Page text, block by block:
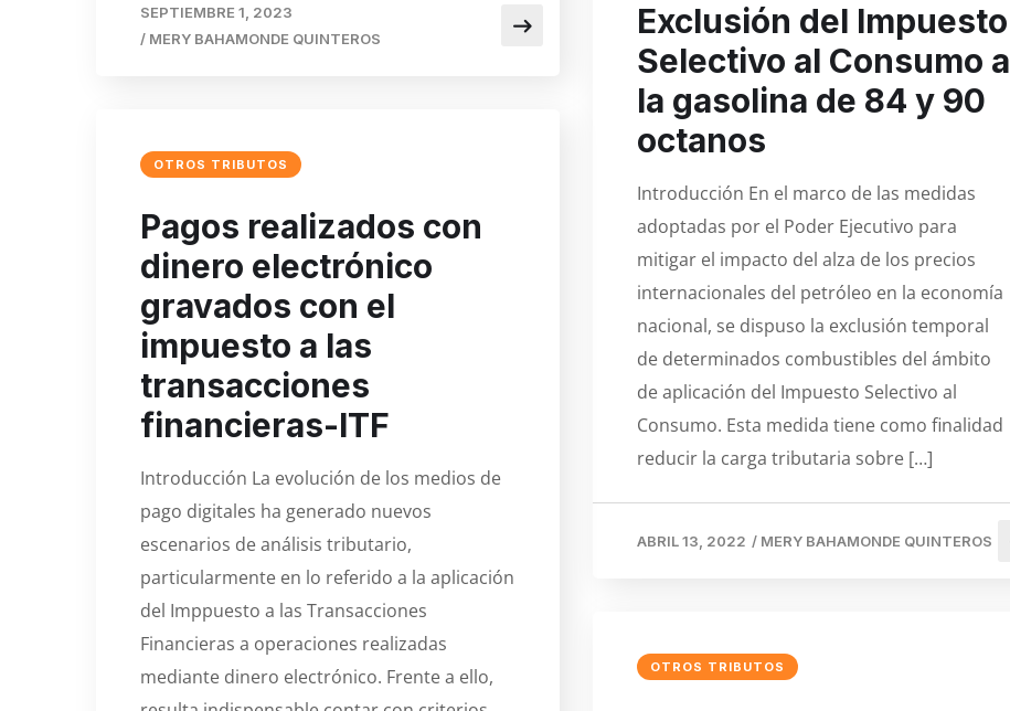
SEPTIEMBRE 1, 2023
/ MERY BAHAMONDE QUINTEROS
Exclusión del Impuesto
Selectivo al Consumo a
la gasolina de 84 y 90
octanos
Introducción En el marco de las medidas
adoptadas por el Poder Ejecutivo para
mitigar el impacto del alza de los precios
internacionales del petróleo en la economía
nacional, se dispuso la exclusión temporal
de determinados combustibles del ámbito
de aplicación del Impuesto Selectivo al
Consumo. Esta medida tiene como finalidad
reducir la carga tributaria sobre […]
ABRIL 13, 2022 / MERY BAHAMONDE QUINTEROS
OTROS TRIBUTOS
Pagos realizados con
dinero electrónico
gravados con el
impuesto a las
transacciones
financieras-ITF
Introducción La evolución de los medios de
pago digitales ha generado nuevos
escenarios de análisis tributario,
particularmente en lo referido a la aplicación
del Imppuesto a las Transacciones
Financieras a operaciones realizadas
mediante dinero electrónico. Frente a ello,
OTROS TRIBUTOS